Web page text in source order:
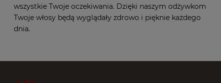
wszystkie Twoje oczekiwania. Dzięki naszym odżywkom
Twoje włosy będą wyglądały zdrowo i pięknie każdego
dnia.